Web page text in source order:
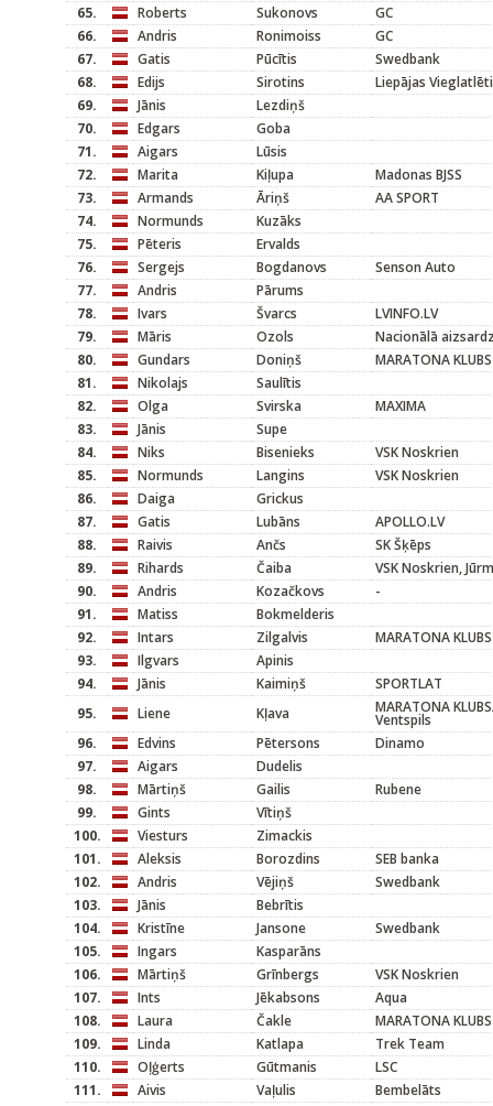
65.
Roberts Sukonovs
GC
66.
Andris Ronimoiss
GC
67.
Gatis Pūcītis
Swedbank
68.
Edijs Sirotins
Liepājas
69.
Jānis
Lezdiņš
70.
Edgars
Goba
71.
Aigars
Lūsis
72.
Marita Kiļupa
Madonas BJSS
73.
Armands Āriņš
AA SPORT
74.
Normunds
Kuzāks
75.
Pēteris
Ervalds
76.
Sergejs Bogdanovs
Senson Auto
77.
Andris
Pārums
78.
Ivars Švarcs
LVINFO.LV
79.
Māris Ozols
Nacionālā
80.
Gundars Doniņš
MARATONA KLUBS
81.
Nikolajs
Saulītis
82.
Olga Svirska
MAXIMA
83.
Jānis
Supe
84.
Niks Bisenieks
VSK Noskrien
85.
Normunds Langins
VSK Noskrien
86.
Daiga
Grickus
87.
Gatis Lubāns
APOLLO.LV
88.
Raivis Ančs
SK Šķēps
89.
Rihards Čaiba
VSK Noskrien,
90.
Andris Kozačkovs
-
91.
Matiss
Bokmelderis
92.
Intars Zilgalvis
MARATONA KLUBS
93.
Ilgvars
Apinis
94.
Jānis Kaimiņš
SPORTLAT
95.
Liene Kļava MARATONA
Ventspils
96.
Edvins Pētersons
Dinamo
97.
Aigars
Dudelis
98.
Mārtiņš Gailis
Rubene
99.
Gints
Vītiņš
100.
Viesturs
Zimackis
101.
Aleksis Borozdins
SEB banka
102.
Andris Vējiņš
Swedbank
103.
Jānis
Bebrītis
104.
Kristīne Jansone
Swedbank
105.
Ingars
Kasparāns
106.
Mārtiņš Grīnbergs
VSK Noskrien
107.
Ints Jēkabsons
Aqua
108.
Laura Čakle
MARATONA KLUBS
109.
Linda Katlapa
Trek Team
110.
Oļģerts Gūtmanis
LSC
111.
Aivis Vaļulis
Bembelāts